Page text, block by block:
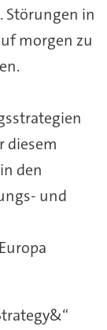
Störungen in
morgen zu
diesem
den
und